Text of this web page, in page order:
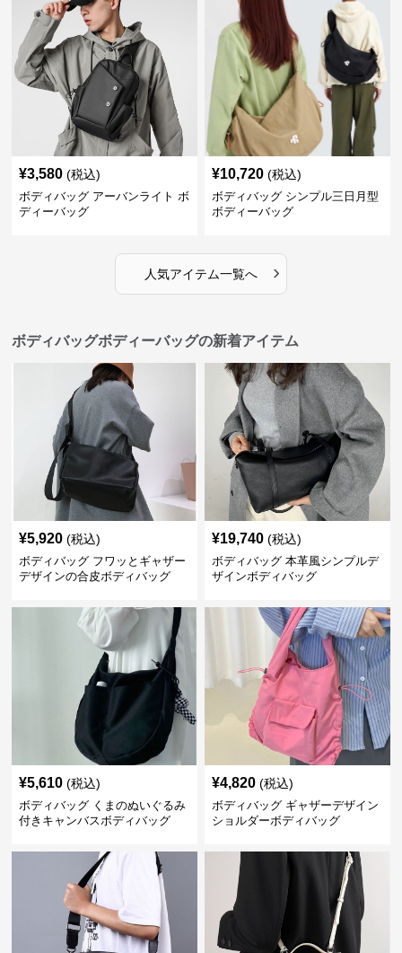
¥3,580 (税込)
ボディバッグ アーバンライト ボ
ディーバッグ
¥10,720 (税込)
ボディバッグ シンプル三日月型
ボディーバッグ
人気アイテム一覧へ ›
ボディバッグボディーバッグの新着アイテム
¥5,920 (税込)
ボディバッグ フワッとギャザー
デザインの合皮ボディバッグ
¥19,740 (税込)
ボディバッグ 本革風シンプルデ
ザインボディバッグ
¥5,610 (税込)
ボディバッグ くまのぬいぐるみ
付きキャンバスボディバッグ
¥4,820 (税込)
ボディバッグ ギャザーデザイン
ショルダーボディバッグ